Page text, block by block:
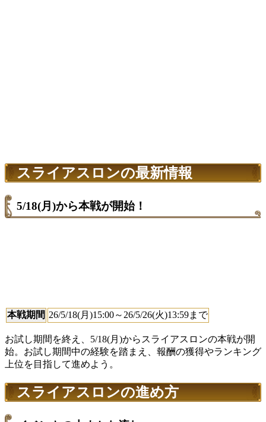
スライアスロンの最新情報
5/18(月)から本戦が開始！
本戦期間 26/5/18(月)15:00～26/5/26(火)13:59まで
お試し期間を終え、5/18(月)からスライアスロンの本戦が開
始。お試し期間中の経験を踏まえ、報酬の獲得やランキング
上位を目指して進めよう。
スライアスロンの進め方